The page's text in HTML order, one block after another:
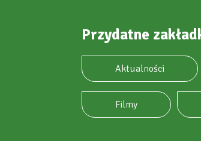
Przydatne
Aktualności
Filmy